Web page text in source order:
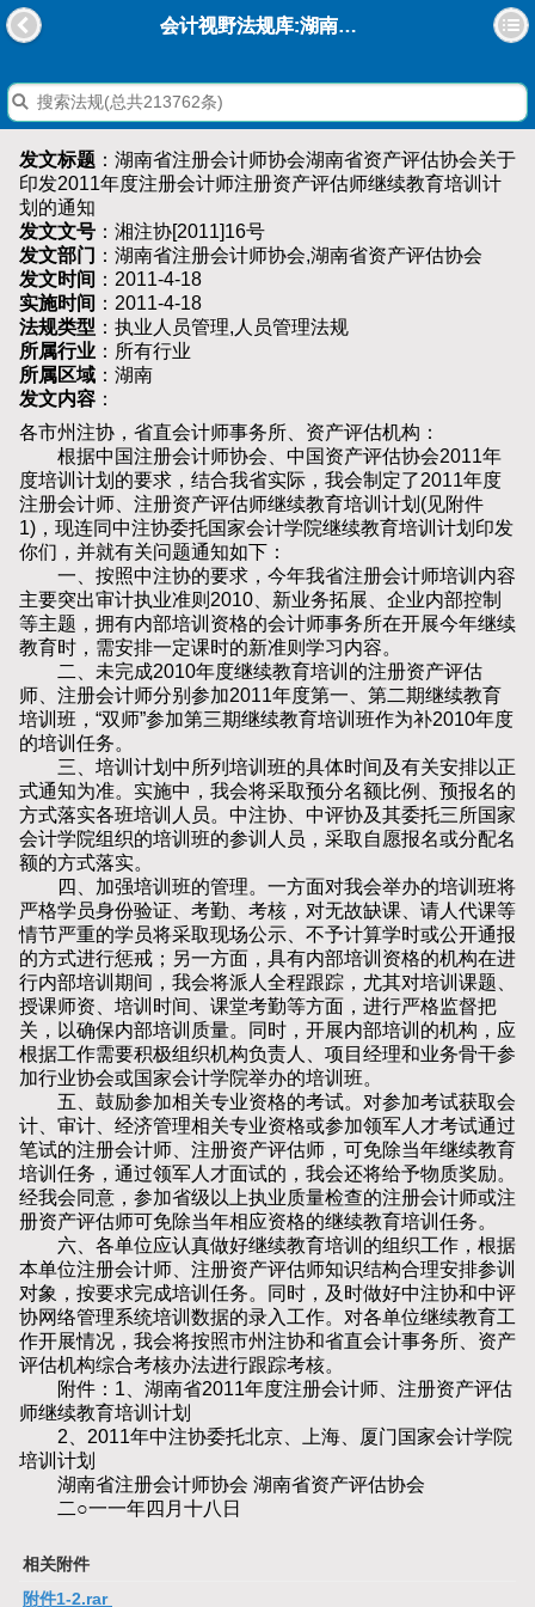
会计视野法规库:湖南省注册会计师协会湖南省资产评估协会关于印发2011年度注册会计师注册资产评估师继续教育培训计划的通知
发文标题 ：湖南省注册会计师协会湖南省资产评估协会关于
印发2011年度注册会计师注册资产评估师继续教育培训计
划的通知
发文文号 ：湘注协[2011]16号
发文部门 ：湖南省注册会计师协会,湖南省资产评估协会
发文时间 ：2011-4-18
实施时间 ：2011-4-18
法规类型 ：执业人员管理,人员管理法规
所属行业 ：所有行业
所属区域 ：湖南
发文内容 ：
各市州注协，省直会计师事务所、资产评估机构：
根据中国注册会计师协会、中国资产评估协会2011年
度培训计划的要求，结合我省实际，我会制定了2011年度
注册会计师、注册资产评估师继续教育培训计划(见附件
1)，现连同中注协委托国家会计学院继续教育培训计划印发
你们，并就有关问题通知如下：
一、按照中注协的要求，今年我省注册会计师培训内容
主要突出审计执业准则2010、新业务拓展、企业内部控制
等主题，拥有内部培训资格的会计师事务所在开展今年继续
教育时，需安排一定课时的新准则学习内容。
二、未完成2010年度继续教育培训的注册资产评估
师、注册会计师分别参加2011年度第一、第二期继续教育
培训班，“双师”参加第三期继续教育培训班作为补2010年度
的培训任务。
三、培训计划中所列培训班的具体时间及有关安排以正
式通知为准。实施中，我会将采取预分名额比例、预报名的
方式落实各班培训人员。中注协、中评协及其委托三所国家
会计学院组织的培训班的参训人员，采取自愿报名或分配名
额的方式落实。
四、加强培训班的管理。一方面对我会举办的培训班将
严格学员身份验证、考勤、考核，对无故缺课、请人代课等
情节严重的学员将采取现场公示、不予计算学时或公开通报
的方式进行惩戒；另一方面，具有内部培训资格的机构在进
行内部培训期间，我会将派人全程跟踪，尤其对培训课题、
授课师资、培训时间、课堂考勤等方面，进行严格监督把
关，以确保内部培训质量。同时，开展内部培训的机构，应
根据工作需要积极组织机构负责人、项目经理和业务骨干参
加行业协会或国家会计学院举办的培训班。
五、鼓励参加相关专业资格的考试。对参加考试获取会
计、审计、经济管理相关专业资格或参加领军人才考试通过
笔试的注册会计师、注册资产评估师，可免除当年继续教育
培训任务，通过领军人才面试的，我会还将给予物质奖励。
经我会同意，参加省级以上执业质量检查的注册会计师或注
册资产评估师可免除当年相应资格的继续教育培训任务。
六、各单位应认真做好继续教育培训的组织工作，根据
本单位注册会计师、注册资产评估师知识结构合理安排参训
对象，按要求完成培训任务。同时，及时做好中注协和中评
协网络管理系统培训数据的录入工作。对各单位继续教育工
作开展情况，我会将按照市州注协和省直会计事务所、资产
评估机构综合考核办法进行跟踪考核。
附件：1、湖南省2011年度注册会计师、注册资产评估
师继续教育培训计划
2、2011年中注协委托北京、上海、厦门国家会计学院
培训计划
湖南省注册会计师协会 湖南省资产评估协会
二○一一年四月十八日
相关附件
附件1-2.rar